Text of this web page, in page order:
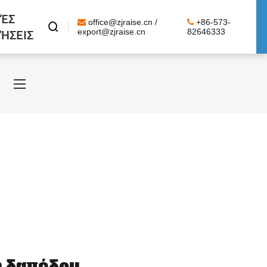

office@zjraise.cn /
export@zjraise.cn
+86-573-
82646333